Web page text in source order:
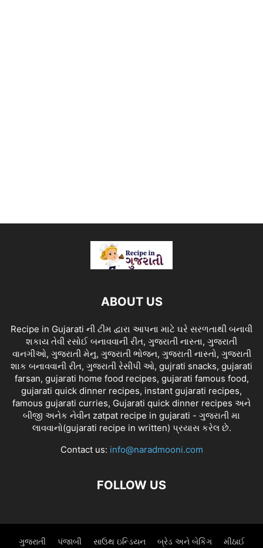
ABOUT US
Recipe in Gujarati ની ટીમ દ્વારા આપના માટે ઘરે સરળતાથી બનાવી
શકાય તેવી રસોઈ બનાવવાની રીત, ગુજરાતી નાસ્તા, ગુજરાતી
વાનગીઓ, ગુજરાતી મેનુ, ગુજરાતી ભોજન, ગુજરાતી નાસ્તો, ગુજરાતી
શાક બનાવવાની રીત, ગુજરાતી રેસીપી ઓ, gujrati snacks, gujarati
farsan, gujarati home food recipes, gujarati famous food,
gujarati quick dinner recipes, instant gujarati recipes,
famous gujarati curries, Gujarati quick dinner recipes અને
બીજી અનેક નેવીન zatpat recipe in gujarati - ગુજરાતી મા
લાવવાનો(gujarati recipe in written) પ્રયાસ કરેલ છે.
Contact us: info@naradmooni.com
FOLLOW US
ગુજરાતી પંજાબી સાઉથ ઇન્ડિયન બ્રેડ અને બેકિંગ મીઠાઈ